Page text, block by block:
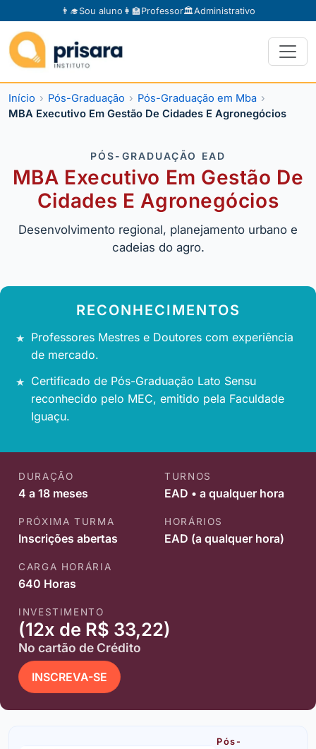
👨‍🎓Sou aluno 👩‍🏫Professor🏛️Administrativo
Início Pós-Graduação
Pós-Graduação em Mba
MBA Executivo Em Gestão De Cidades E Agronegócios
PÓS-GRADUAÇÃO EAD
MBA Executivo Em Gestão De
Cidades E Agronegócios
Desenvolvimento regional, planejamento urbano e
cadeias do agro.
RECONHECIMENTOS
Professores Mestres e Doutores com experiência
de mercado.
Certificado de Pós-Graduação Lato Sensu
reconhecido pelo MEC, emitido pela Faculdade
Iguaçu.
DURAÇÃO
4 a 18 meses
TURNOS
EAD • a qualquer hora
PRÓXIMA TURMA
Inscrições abertas
HORÁRIOS
EAD (a qualquer hora)
CARGA HORÁRIA
640 Horas
INVESTIMENTO
(12x de R$ 33,22)
No cartão de Crédito
INSCREVA-SE
Pós-